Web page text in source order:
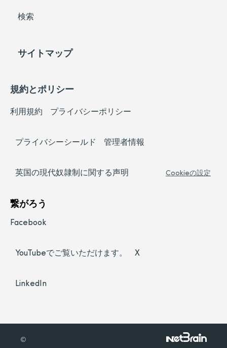
検索
サイトマップ
規約とポリシー
利用規約 プライバシーポリシー
プライバシーシールド 管理者情報
英国の現代奴隷制に関する声明 Cookieの設定
繋がろう
Facebook
YouTubeでご覧いただけます。 X
LinkedIn
©